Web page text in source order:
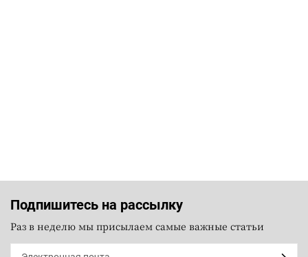
Подпишитесь на рассылку
Раз в неделю мы присылаем самые важные статьи